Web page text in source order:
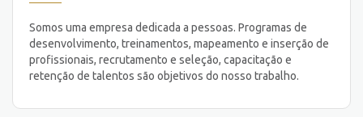
Somos uma empresa dedicada a pessoas. Programas de
desenvolvimento, treinamentos, mapeamento e inserção de
profissionais, recrutamento e seleção, capacitação e
retenção de talentos são objetivos do nosso trabalho.